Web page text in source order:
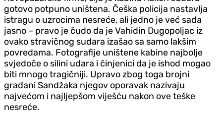
gotovo potpuno uništena. Češka policija nastavlja
istragu o uzrocima nesreće, ali jedno je već sada
jasno – pravo je čudo da je Vahidin Dugopoljac iz
ovako stravičnog sudara izašao sa samo lakšim
povredama. Fotografije uništene kabine najbolje
svjedoče o silini udara i činjenici da je ishod mogao
biti mnogo tragičniji. Upravo zbog toga brojni
građani Sandžaka njegov oporavak nazivaju
najvećom i najljepšom viješću nakon ove teške
nesreće.